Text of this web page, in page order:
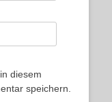
diesem
speichern.